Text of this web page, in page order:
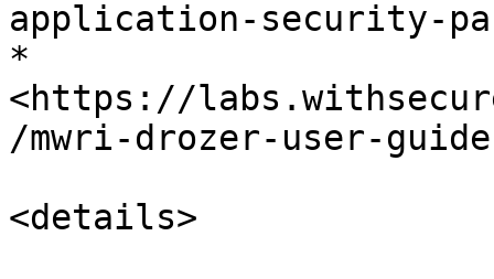
application-security-
*
<https://
/mwri-drozer-user-
<details>